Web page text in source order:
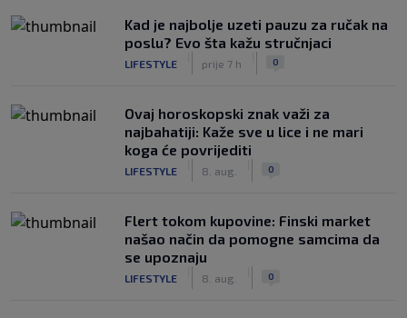
Kad je najbolje uzeti pauzu za ručak na
poslu? Evo šta kažu stručnjaci
LIFESTYLE prije 7 h 0
Ovaj horoskopski znak važi za
najbahatiji: Kaže sve u lice i ne mari
koga će povrijediti
LIFESTYLE 8. aug. 0
Flert tokom kupovine: Finski market
našao način da pomogne samcima da
se upoznaju
LIFESTYLE 8. aug. 0